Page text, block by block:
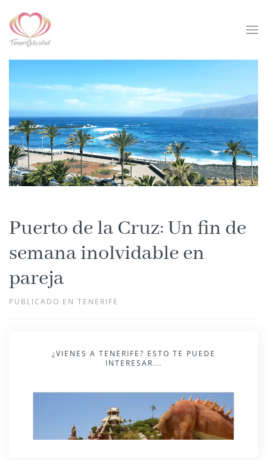
Skip to main content
Puerto de la Cruz: Un fin de
semana inolvidable en
pareja
PUBLICADO EN TENERIFE
¿VIENES A TENERIFE? ESTO TE PUEDE
INTERESAR...